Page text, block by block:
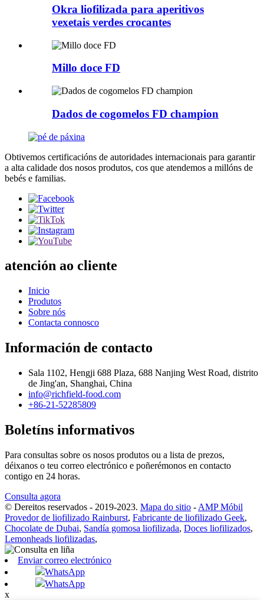
Okra liofilizada para aperitivos
vexetais verdes crocantes
Millo doce FD
Dados de cogomelos FD champion
Obtivemos certificacións de autoridades internacionais para garantir
a alta calidade dos nosos produtos, cos que atendemos a millóns de
bebés e familias.
atención ao cliente
Inicio
Produtos
Sobre nós
Contacta connosco
Información de contacto
Sala 1102, Hengji 688 Plaza, 688 Nanjing West Road, distrito
de Jing'an, Shanghai, China
info@richfield-food.com
+86-21-52285809
Boletíns informativos
Para consultas sobre os nosos produtos ou a lista de prezos,
déixanos o teu correo electrónico e poñerémonos en contacto
contigo en 24 horas.
Consulta agora
© Dereitos reservados - 2019-2023. Mapa do sitio - AMP Móbil
Provedor de liofilizado Rainburst, Fabricante de liofilizado Geek,
Chocolate de Dubai, Sandía gomosa liofilizada, Doces liofilizados,
Lemonheads liofilizadas,
Enviar correo electrónico
WhatsApp
WhatsApp
x